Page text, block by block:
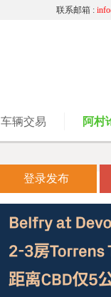
联系邮箱 :
车辆交易 阿村
登录发布